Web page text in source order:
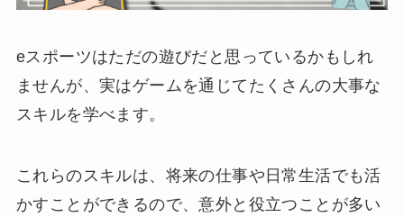
eスポーツはただの遊びだと思っているかもしれ
ませんが、実はゲームを通じてたくさんの大事な
スキルを学べます。
これらのスキルは、将来の仕事や日常生活でも活
かすことができるので、意外と役立つことが多い